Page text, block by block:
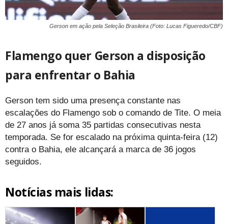
Gerson em ação pela Seleção Brasileira (Foto: Lucas Figueredo/CBF)
Flamengo quer Gerson a disposição
para enfrentar o Bahia
Gerson tem sido uma presença constante nas
escalações do Flamengo sob o comando de Tite. O meia
de 27 anos já soma 35 partidas consecutivas nesta
temporada. Se for escalado na próxima quinta-feira (12)
contra o Bahia, ele alcançará a marca de 36 jogos
seguidos.
Notícias mais lidas: